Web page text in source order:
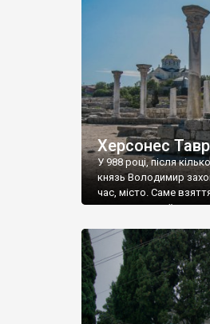
візантійської доби.
культурної спадщини
Офіційно – на
влада в Україні
Херсонес
У 988 році, після
князь Володимир
час, місто. Саме
диктувати свої умови
Херсонесі Володимир-
християнином. А
Херсонесу